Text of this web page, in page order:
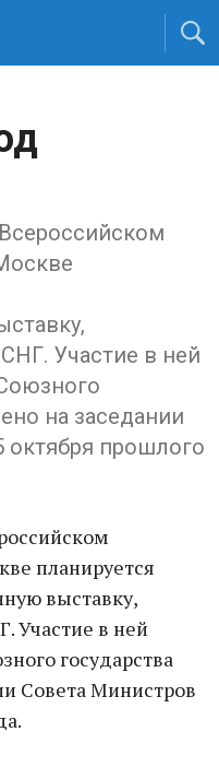
Участие в ней
на заседании
прошлого
планируется
выставку,
Участие в ней
государства
Совета Министров